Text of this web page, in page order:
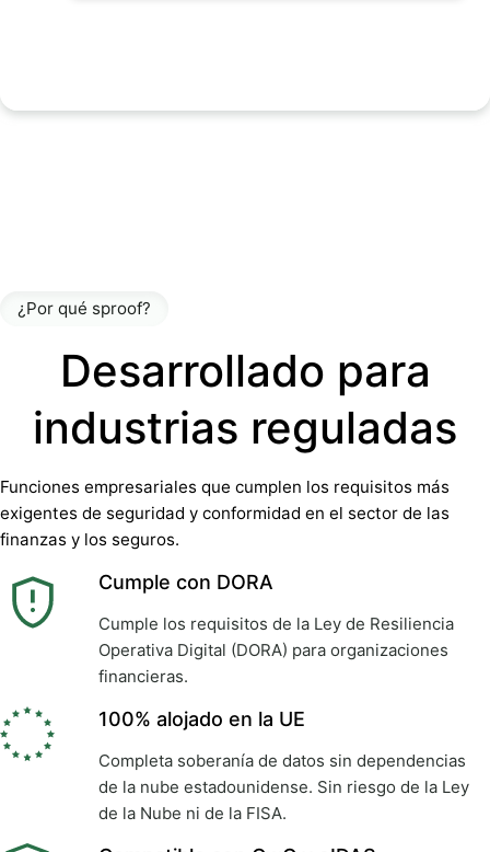
Desarrollado para
industrias reguladas
¿Por qué sproof?
Funciones empresariales que cumplen los requisitos más
exigentes de seguridad y conformidad en el sector de las
finanzas y los seguros.
Cumple con DORA
Cumple los requisitos de la Ley de Resiliencia
Operativa Digital (DORA) para organizaciones
financieras.
100% alojado en la UE
Completa soberanía de datos sin dependencias
de la nube estadounidense. Sin riesgo de la Ley
de la Nube ni de la FISA.